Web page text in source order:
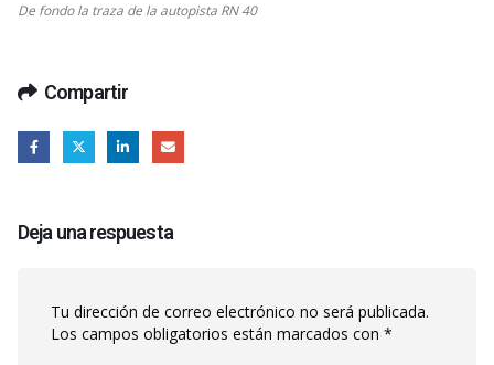
De fondo la traza de la autopista RN 40
Compartir
Deja una respuesta
Tu dirección de correo electrónico no será publicada.
Los campos obligatorios están marcados con *